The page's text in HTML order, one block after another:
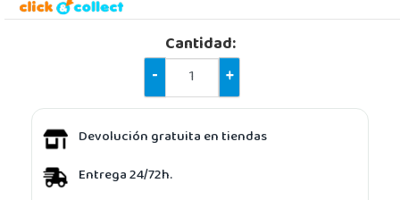
Cantidad:
-
+
Devolución gratuita en tiendas
Entrega 24/72h.